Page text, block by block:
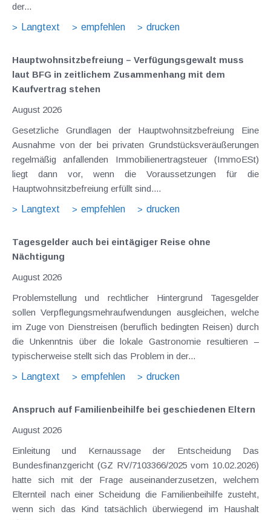
der...
Langtext
empfehlen drucken
Hauptwohnsitz​­befreiung – Verfügungsgewalt muss
laut BFG in zeitlichem Zusammenhang mit dem
Kaufvertrag stehen
August 2026
Gesetzliche Grundlagen der Hauptwohnsitzbefreiung Eine
Ausnahme von der bei privaten Grundstücksveräußerungen
regelmäßig anfallenden Immobilienertragsteuer (ImmoESt)
liegt dann vor, wenn die Voraussetzungen für die
Hauptwohnsitzbefreiung erfüllt sind....
Langtext
empfehlen drucken
Tagesgelder auch bei eintägiger Reise ohne
Nächtigung
August 2026
Problemstellung und rechtlicher Hintergrund Tagesgelder
sollen Verpflegungsmehraufwendungen ausgleichen, welche
im Zuge von Dienstreisen (beruflich bedingten Reisen) durch
die Unkenntnis über die lokale Gastronomie resultieren –
typischerweise stellt sich das Problem in der...
Langtext
empfehlen drucken
Anspruch auf Familienbeihilfe bei geschiedenen Eltern
August 2026
Einleitung und Kernaussage der Entscheidung Das
Bundesfinanzgericht (GZ RV/7103366/2025 vom 10.02.2026)
hatte sich mit der Frage auseinanderzusetzen, welchem
Elternteil nach einer Scheidung die Familienbeihilfe zusteht,
wenn sich das Kind tatsächlich überwiegend im Haushalt